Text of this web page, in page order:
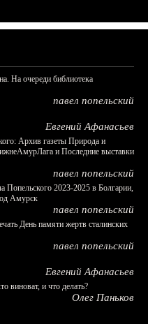
На очереди библиотека
павел попельский
Евгений Афанасьев
Архив газеты Природа и
и Последние выставки
павел попельский
Попельского 2023-2025 в Болгарии,
Амурск
павел попельский
День памяти жертв сталинских
павел попельский
Евгений Афанасьев
виноват, и что делать?
Олег Паньков